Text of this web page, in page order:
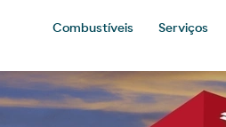
Combustíveis Serviços
Combustíveis